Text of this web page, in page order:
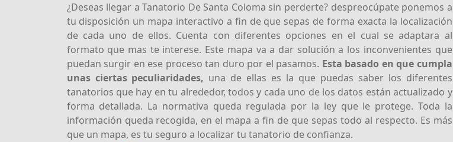
¿Deseas llegar a Tanatorio De Santa Coloma sin perderte? despreocúpate ponemos a
tu disposición un mapa interactivo a fin de que sepas de forma exacta la localización
de cada uno de ellos. Cuenta con diferentes opciones en el cual se adaptara al
formato que mas te interese. Este mapa va a dar solución a los inconvenientes que
puedan surgir en ese proceso tan duro por el pasamos. Esta basado en que cumpla
unas ciertas peculiaridades, una de ellas es la que puedas saber los diferentes
tanatorios que hay en tu alrededor, todos y cada uno de los datos están actualizado y
forma detallada. La normativa queda regulada por la ley que le protege. Toda la
información queda recogida, en el mapa a fin de que sepas todo al respecto. Es más
que un mapa, es tu seguro a localizar tu tanatorio de confianza.